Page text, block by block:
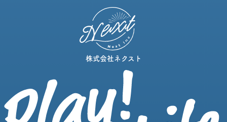
株式会社ネクスト